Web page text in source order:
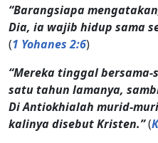
“Barangsiapa
Dia, ia wajib hidup sama
(1 Yohanes 2:6)
“Mereka tinggal
satu tahun lamanya,
Di Antiokhialah murid-
kalinya disebut Kristen.”(